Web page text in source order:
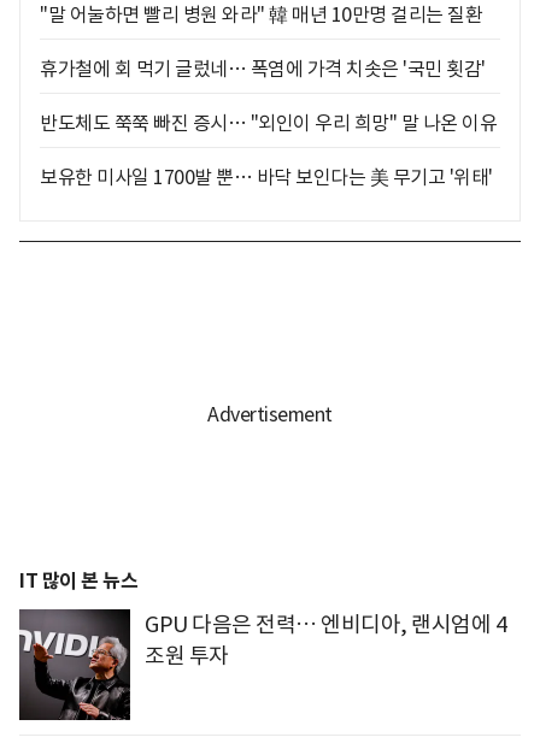
"말 어눌하면 빨리 병원 와라" 韓 매년 10만명 걸리는 질환
휴가철에 회 먹기 글렀네… 폭염에 가격 치솟은 '국민 횟감'
반도체도 쭉쭉 빠진 증시… "외인이 우리 희망" 말 나온 이유
보유한 미사일 1700발 뿐… 바닥 보인다는 美 무기고 '위태'
IT 많이 본 뉴스
GPU 다음은 전력… 엔비디아, 랜시엄에 4
조원 투자